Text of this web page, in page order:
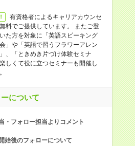
有資格者によるキャリアカウンセ
料でご提供しています。 またご登
た方を対象に「英語スピーキング
」や「英語で習うフラワーアレン
、「ときめき片づけ体験セミナ
しくて役に立つセミナーも開催し
について
・フォロー担当よりコメント
始後のフォローについて